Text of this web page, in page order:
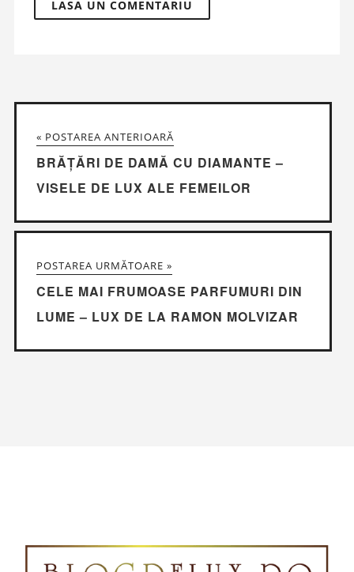
« POSTAREA ANTERIOARĂ
BRĂȚĂRI DE DAMĂ CU DIAMANTE –
VISELE DE LUX ALE FEMEILOR
POSTAREA URMĂTOARE »
CELE MAI FRUMOASE PARFUMURI DIN
LUME – LUX DE LA RAMON MOLVIZAR